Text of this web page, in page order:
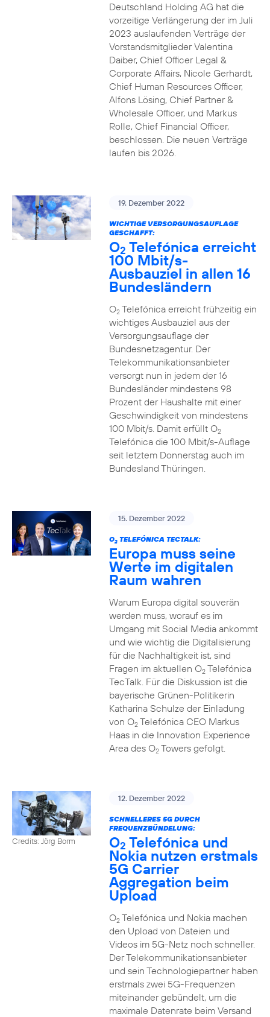
Deutschland Holding AG hat die
vorzeitige Verlängerung der im Juli
2023 auslaufenden Verträge der
Vorstandsmitglieder Valentina
Daiber, Chief Officer Legal &
Corporate Affairs, Nicole Gerhardt,
Chief Human Resources Officer,
Alfons Lösing, Chief Partner &
Wholesale Officer, und Markus
Rolle, Chief Financial Officer,
beschlossen. Die neuen Verträge
laufen bis 2026.
19. Dezember 2022
WICHTIGE VERSORGUNGSAUFLAGE
GESCHAFFT:
O2 Telefónica erreicht
100 Mbit/s-
Ausbauziel in allen 16
Bundesländern
O2Telefónica erreicht frühzeitig ein
wichtiges Ausbauziel aus der
Versorgungsauflage der
Bundesnetzagentur. Der
Telekommunikationsanbieter
versorgt nun in jedem der 16
Bundesländer mindestens 98
Prozent der Haushalte mit einer
Geschwindigkeit von mindestens
100 Mbit/s. Damit erfüllt O2
Telefónica die 100 Mbit/s-Auflage
seit letztem Donnerstag auch im
Bundesland Thüringen.
15. Dezember 2022
O2TELEFÓNICA TECTALK:
Europa muss seine
Werte im digitalen
Raum wahren
Warum Europa digital souverän
werden muss, worauf es im
Umgang mit Social Media ankommt
und wie wichtig die Digitalisierung
für die Nachhaltigkeit ist, sind
Fragen im aktuellen O2Telefónica
TecTalk. Für die Diskussion ist die
bayerische Grünen-Politikerin
Katharina Schulze der Einladung
von O2Telefónica CEO Markus
Haas in die Innovation Experience
Area des O2Towers gefolgt.
Credits: Jörg Borm
12. Dezember 2022
SCHNELLERES 5G DURCH
FREQUENZBÜNDELUNG:
O2 Telefónica und
Nokia nutzen erstmals
5G Carrier
Aggregation beim
Upload
O2Telefónica und Nokia machen
den Upload von Dateien und
Videos im 5G-Netz noch schneller.
Der Telekommunikationsanbieter
und sein Technologiepartner haben
erstmals zwei 5G-Frequenzen
miteinander gebündelt, um die
maximale Datenrate beim Versand